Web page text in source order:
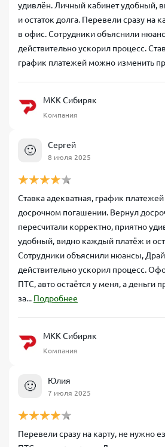
удивлён. Личный кабинет удобный,
и остаток долга. Перевели сразу на
в офис. Сотрудники объяснили
действительно ускорил процесс.
график платежей можно изменить
МКК Сибиряк
Компания
🙂 Сергей
8 июля 2025
Ставка адекватная, график
досрочном погашении. Вернул
пересчитали корректно, приятно
удобный, видно каждый платёж и
Сотрудники объяснили нюансы,
действительно ускорил процесс.
ПТС, авто остаётся у меня, а
за... Подробнее
МКК Сибиряк
Компания
🙂 Юлия
7 июля 2025
Перевели сразу на карту, не нужно